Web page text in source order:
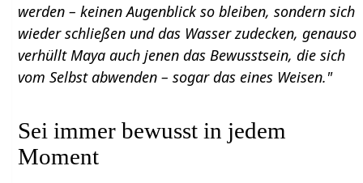
werden – keinen Augenblick so bleiben, sondern sich
wieder schließen und das Wasser zudecken, genauso
verhüllt Maya auch jenen das Bewusstsein, die sich
vom Selbst abwenden – sogar das eines Weisen."
Sei immer bewusst in jedem
Moment